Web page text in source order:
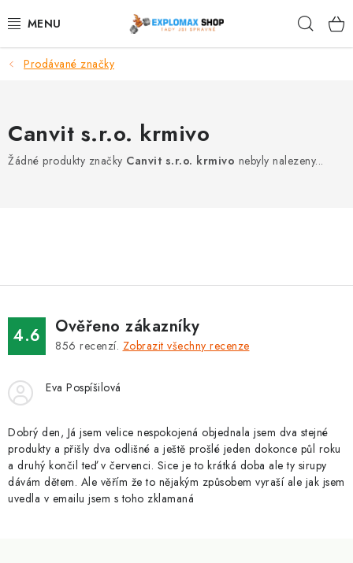
na
%AKCE
ZNAČKY
Kontakty Slovník pojmů
Podmínky ochrany osobních údajů
Doprava a platba
Slevový systém
Vše o nákupu
Prodávané značky
Canvit s.r.o. krmivo
Žádné produkty značky Canvit s.r.o. krmivo nebyly nalezeny...
4.6 Ověřeno zákazníky
856 recenzí. Zobrazit všechny recenze
Eva Pospíšilová
Dobrý den, Já jsem velice nespokojená objednala jsem dva stejné
produkty a přišly dva odlišné a ještě prošlé jeden dokonce půl roku
a druhý končil teď v červenci. Sice je to krátká doba ale ty sirupy
dávám dětem. Ale věřím že to nějakým způsobem vyraší ale jak jsem
uvedla v emailu jsem s toho zklamaná